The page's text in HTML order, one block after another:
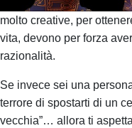
molto creative, per
vita, devono per forza
razionalità.
Se invece sei una
terrore di spostarti di un
vecchia”… allora ti